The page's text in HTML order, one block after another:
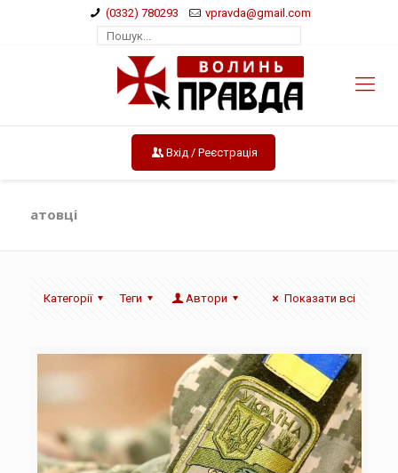
(0332) 780293 vpravda@gmail.com
Вхід / Реєстрація
атовці
Категорії Теги Автори Показати всі